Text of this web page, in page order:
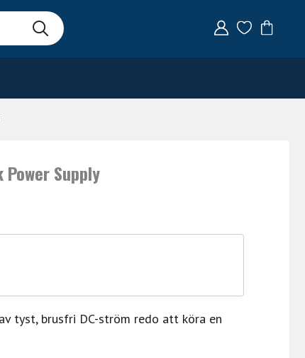
Supply
tyst, brusfri DC-ström redo att köra en